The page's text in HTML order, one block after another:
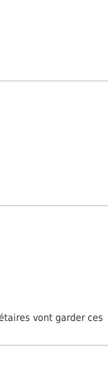
vont garder ces